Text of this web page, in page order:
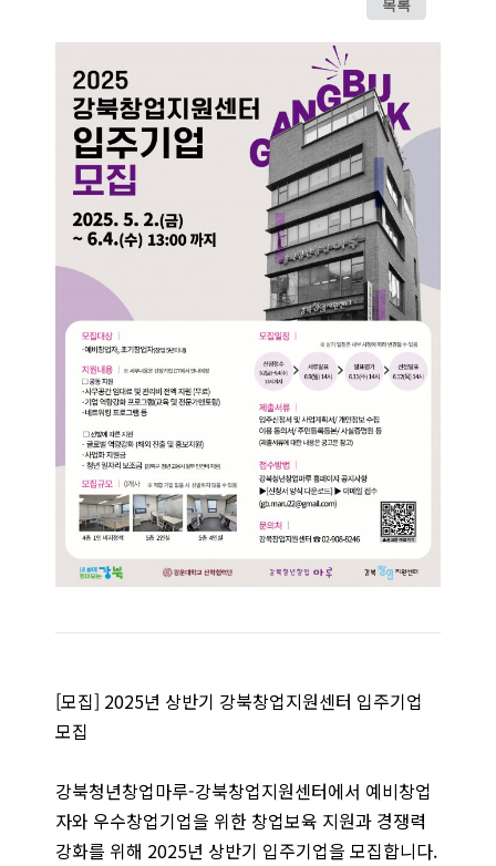
목록
[모집] 2025년 상반기 강북창업지원센터 입주기업
모집
강북청년창업마루-강북창업지원센터에서 예비창업
자와 우수창업기업을 위한 창업보육 지원과 경쟁력
강화를 위해 2025년 상반기 입주기업을 모집합니다.